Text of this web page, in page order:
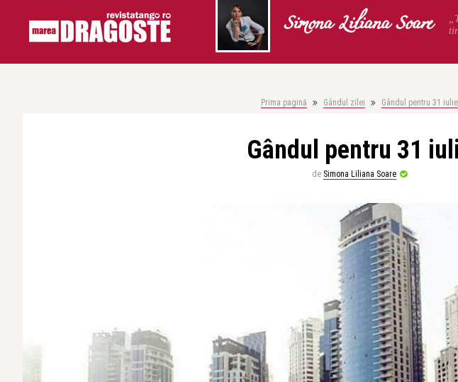
Simona Liliana Soare
Prima pagină Gândul zilei Gândul pentru 31 iulie
Gândul pentru 31
de Simona Liliana Soare